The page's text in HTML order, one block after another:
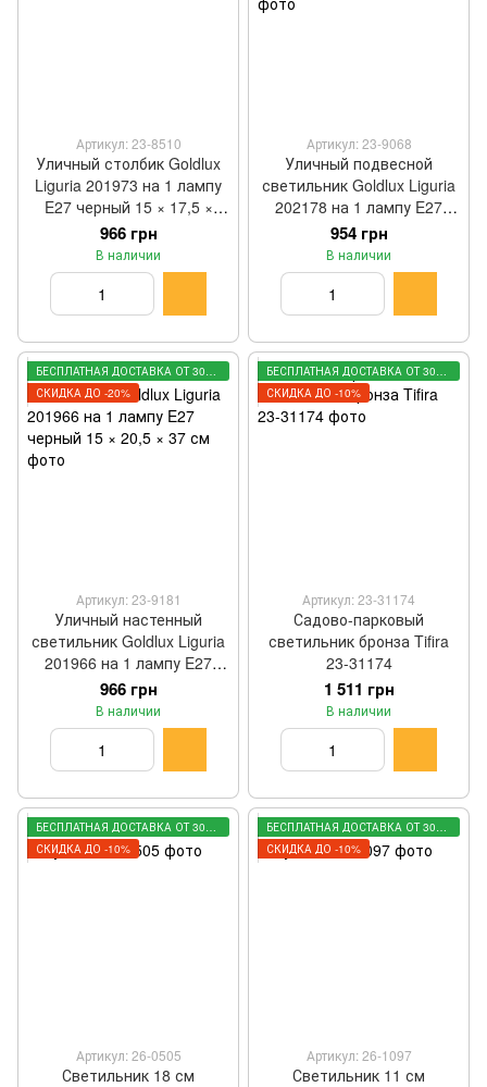
Артикул: 23-8510
Уличный столбик Goldlux
Liguria 201973 на 1 лампу
E27 черный 15 × 17,5 ×
42,5 см
966 грн
В наличии
Артикул: 23-9068
Уличный подвесной
светильник Goldlux Liguria
202178 на 1 лампу E27
черный 15 × 15 × 92 см
954 грн
В наличии
БЕСПЛАТНАЯ ДОСТАВКА ОТ 3000 ГРН
СКИДКА ДО -20%
Артикул: 23-9181
Уличный настенный
светильник Goldlux Liguria
201966 на 1 лампу E27
черный 15 × 20,5 × 37 см
966 грн
В наличии
БЕСПЛАТНАЯ ДОСТАВКА ОТ 3000 ГРН
СКИДКА ДО -10%
Артикул: 23-31174
Садово-парковый
светильник бронза Tifira
23-31174
1 511 грн
В наличии
БЕСПЛАТНАЯ ДОСТАВКА ОТ 3000 ГРН
СКИДКА ДО -10%
Артикул: 26-0505
Светильник 18 см
БЕСПЛАТНАЯ ДОСТАВКА ОТ 3000 ГРН
СКИДКА ДО -10%
Артикул: 26-1097
Светильник 11 см